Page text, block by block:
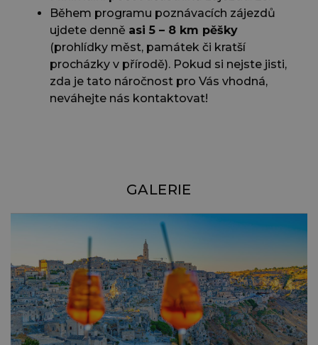
Během programu poznávacích zájezdů
ujdete denně asi 5 – 8 km pěšky
(prohlídky měst, památek či kratší
procházky v přírodě). Pokud si nejste jisti,
zda je tato náročnost pro Vás vhodná,
neváhejte nás kontaktovat!
GALERIE